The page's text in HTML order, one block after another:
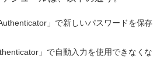
」で新しいパスワードを保存
」で自動入力を使用できなくな